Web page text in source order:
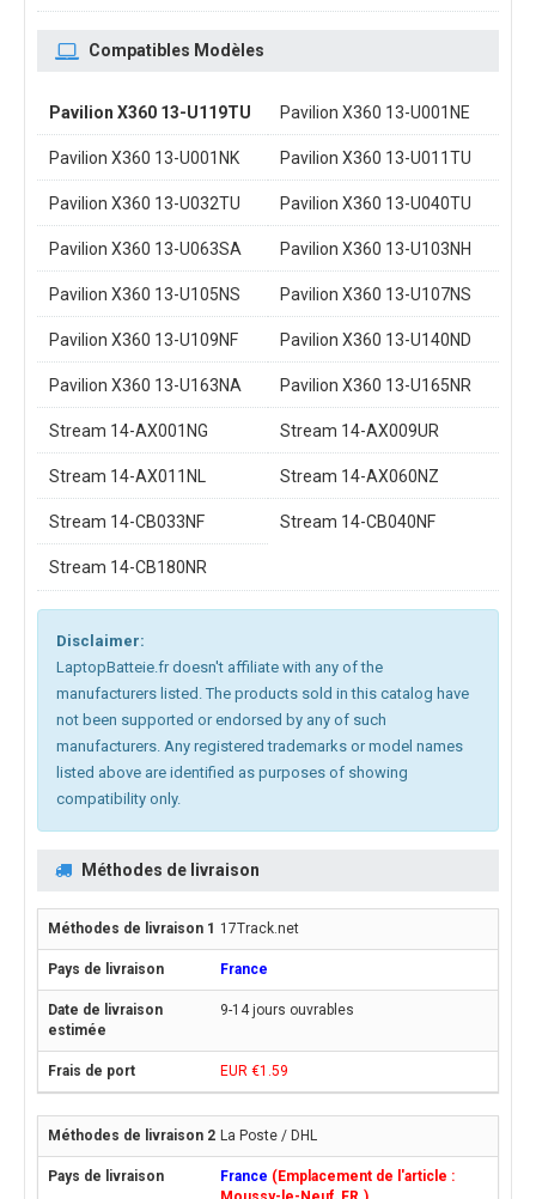
Compatibles Modèles
Pavilion X360 13-U119TU Pavilion X360 13-U001NE
Pavilion X360 13-U001NK Pavilion X360 13-U011TU
Pavilion X360 13-U032TU Pavilion X360 13-U040TU
Pavilion X360 13-U063SA Pavilion X360 13-U103NH
Pavilion X360 13-U105NS Pavilion X360 13-U107NS
Pavilion X360 13-U109NF Pavilion X360 13-U140ND
Pavilion X360 13-U163NA Pavilion X360 13-U165NR
Stream 14-AX001NG Stream 14-AX009UR
Stream 14-AX011NL Stream 14-AX060NZ
Stream 14-CB033NF Stream 14-CB040NF
Stream 14-CB180NR
Disclaimer:
LaptopBatteie.fr doesn't affiliate with any of the
manufacturers listed. The products sold in this catalog have
not been supported or endorsed by any of such
manufacturers. Any registered trademarks or model names
listed above are identified as purposes of showing
compatibility only.
Méthodes de livraison
17Track.net
France
9-14 jours ouvrables
EUR €1.59
La Poste / DHL
France (Emplacement de l'article :